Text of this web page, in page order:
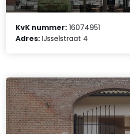
KvK nummer: 16074951
Adres: IJsselstraat 4